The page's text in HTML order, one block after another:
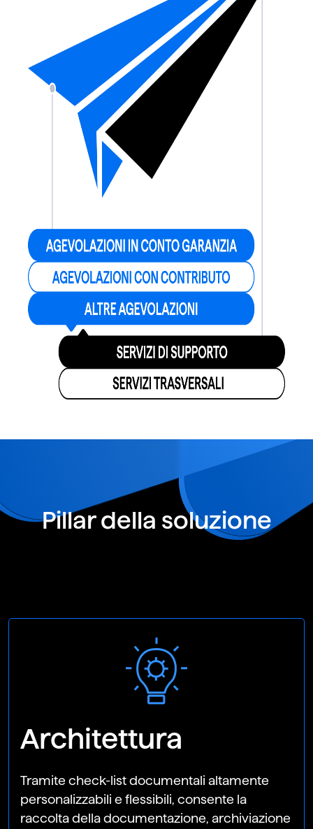
Pillar della soluzione
Architettura
Tramite check-list documentali altamente
personalizzabili e flessibili, consente la
raccolta della documentazione, archiviazione